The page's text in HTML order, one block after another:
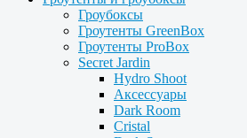
Гроубоксы
Гроутенты GreenBox
Гроутенты ProBox
Secret Jardin
Hydro Shoot
Аксессуары
Dark Room
Cristal